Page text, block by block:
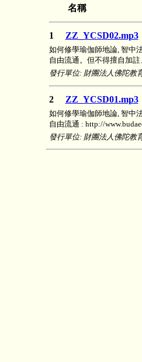
名稱
1 ZZ_YCSD02.mp3
如何修學瑜伽師地論, 智中
自由流通。但不得擅自加
發行單位: 財團法人佛陀教
2 ZZ_YCSD01.mp3
如何修學瑜伽師地論, 智中
自由流通 : http://
發行單位: 財團法人佛陀教